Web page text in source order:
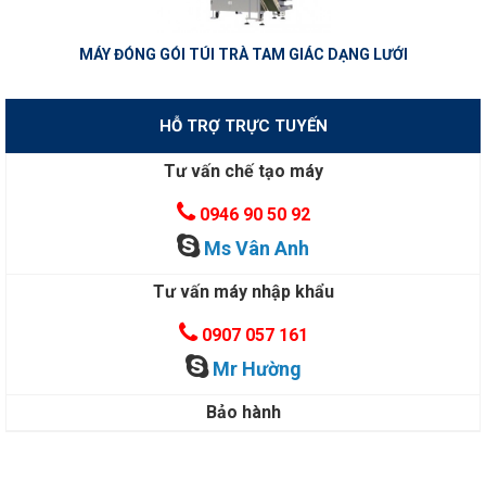
MÁY ĐÓNG GÓI TÚI TRÀ TAM GIÁC DẠNG LƯỚI
HỖ TRỢ TRỰC TUYẾN
Tư vấn chế tạo máy
0946 90 50 92
Ms Vân Anh
Tư vấn máy nhập khẩu
0907 057 161
Mr Hường
Bảo hành